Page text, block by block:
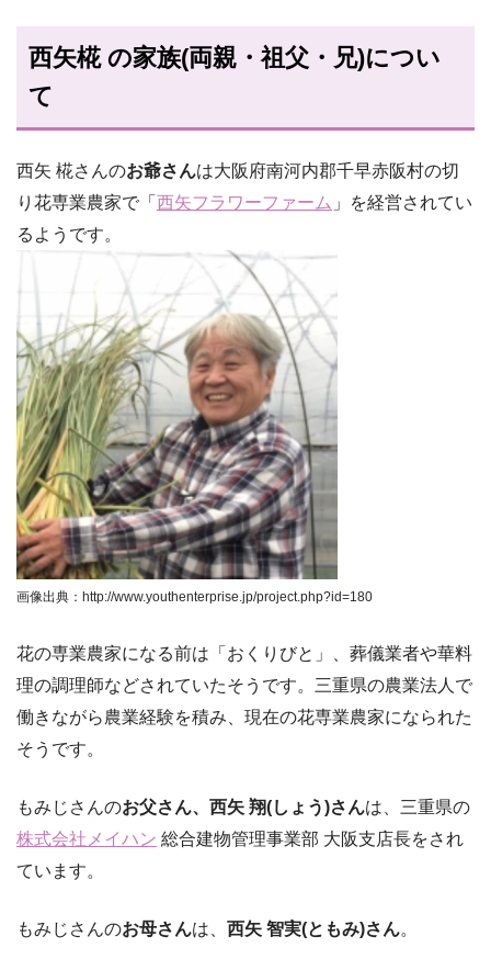
西矢椛 の家族(両親・祖父・兄)につい
て
西矢 椛さんのお爺さんは大阪府南河内郡千早赤阪村の切
り花専業農家で「 西矢フラワーファーム 」を経営されてい
るようです。
画像出典：http://www.youthenterprise.jp/project.php?id=180
花の専業農家になる前は「おくりびと」、葬儀業者や華料
理の調理師などされていたそうです。三重県の農業法人で
働きながら農業経験を積み、現在の花専業農家になられた
そうです。
もみじさんのお父さん、西矢 翔(しょう)さんは、三重県の
株式会社メイハン 総合建物管理事業部 大阪支店長をされ
ています。
もみじさんのお母さんは、 西矢 智実(ともみ)さん。